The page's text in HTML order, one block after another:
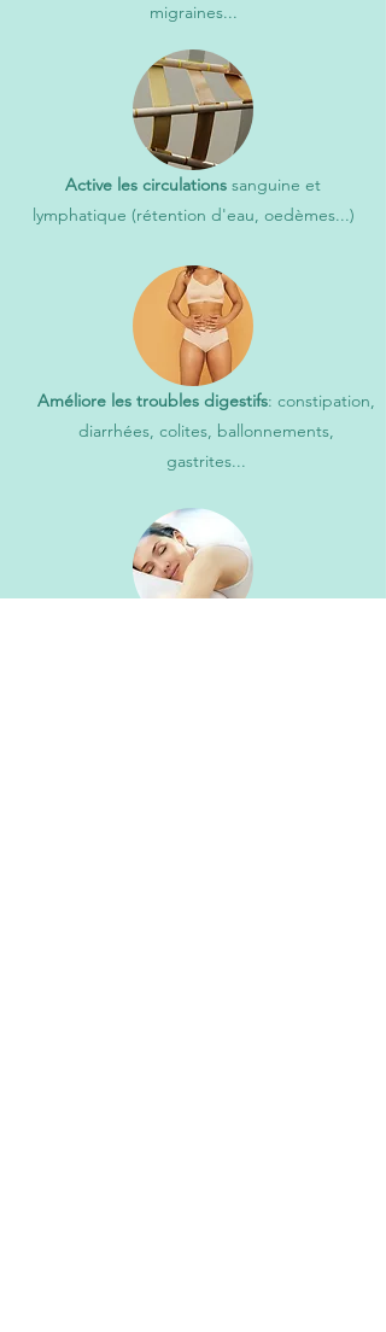
migraines...
Active les circulations sanguine et
lymphatique (rétention d'eau, oedèmes...)
Améliore les troubles digestifs: constipation,
diarrhées, colites, ballonnements,
gastrites...